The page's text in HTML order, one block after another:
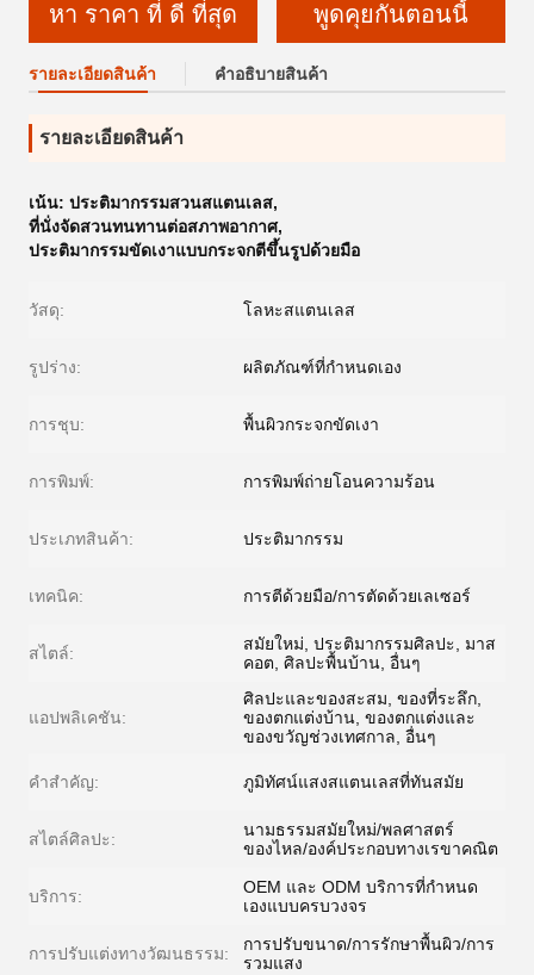
หา ราคา ที่ ดี ที่สุด พูดคุยกันตอนนี้
รายละเอียดสินค้า คําอธิบายสินค้า
รายละเอียดสินค้า
เน้น: ประติมากรรมสวนสแตนเลส,
ที่นั่งจัดสวนทนทานต่อสภาพอากาศ,
ประติมากรรมขัดเงาแบบกระจกตีขึ้นรูปด้วยมือ
วัสดุ: โลหะสแตนเลส
รูปร่าง: ผลิตภัณฑ์ที่กำหนดเอง
การชุบ: พื้นผิวกระจกขัดเงา
การพิมพ์: การพิมพ์ถ่ายโอนความร้อน
ประเภทสินค้า: ประติมากรรม
เทคนิค: การตีด้วยมือ/การตัดด้วยเลเซอร์
สไตล์:
สมัยใหม่, ประติมากรรมศิลปะ, มาส
คอต, ศิลปะพื้นบ้าน, อื่นๆ
แอปพลิเคชัน:
ศิลปะและของสะสม, ของที่ระลึก,
ของตกแต่งบ้าน, ของตกแต่งและ
ของขวัญช่วงเทศกาล, อื่นๆ
คำสำคัญ: ภูมิทัศน์แสงสแตนเลสที่ทันสมัย
สไตล์ศิลปะ:
นามธรรมสมัยใหม่/พลศาสตร์
ของไหล/องค์ประกอบทางเรขาคณิต
บริการ:
OEM และ ODM บริการที่กำหนด
เองแบบครบวงจร
การปรับแต่งทางวัฒนธรรม:
การปรับขนาด/การรักษาพื้นผิว/การ
รวมแสง